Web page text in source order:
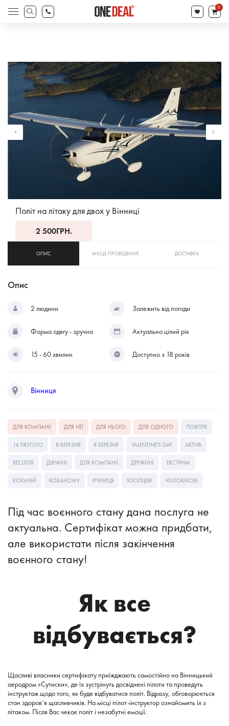
search
Products
search
0
Політ на літаку для двох у Вінниці
2 500ГРН.
ОПИС МІСЦЕ ПРОВЕДЕННЯ ДОСТАВКА
Опис
2 людини Залежить від погоди
Форма одягу - зручна Актуально цілий рік
15 - 60 хвилин Доступно з 18 років
Вінниця
ДЛЯ КОМПАНІЇ ДЛЯ НЕЇ ДЛЯ НЬОГО ДЛЯ ОДНОГО ПОВІТРЯ
14 ЛЮТОГО 8 БЕРЕЗНЯ 8 БЕРЕЗНЯ VALENTINE'S DAY АКТИВ
ВЕСІЛЛЯ ДІВЧИНІ ДЛЯ КОМПАНІЇ ДРУЖИНІ ЕКСТРИМ
КОХАНІЙ КОХАНОМУ РІЧНИЦЯ ХЛОПЦЕВІ ЧОЛОВІКОВІ
Під час воєнного стану дана послуга не
актуальна. Сертифікат можна придбати,
але використати після закінчення
воєнного стану!
Як все
відбувається?
Щасливі власники сертифікату приїжджають самостійно на Вінницький
аеродром «Сутиски», де їх зустрінуть досвідчені пілоти та проведуть
інструктаж щодо того, як буде відбуватися політ. Відразу, обговорюється
стан здоров’я щасливчиків. На місці пілот-інструктор ознайомить їх з
літаком. Після Вас чекає політ і незабутні емоції.